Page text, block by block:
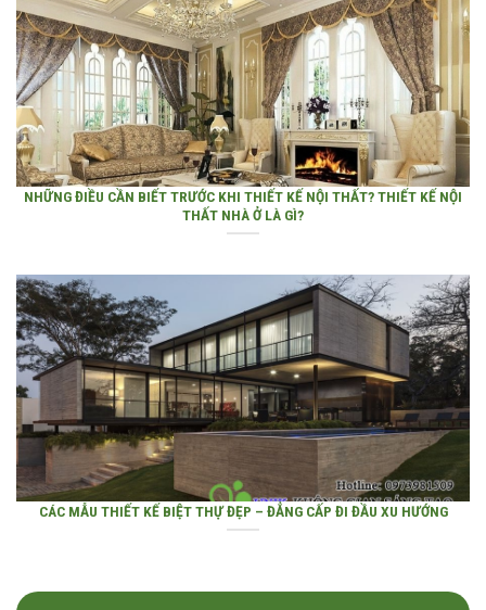
NHỮNG ĐIỀU CẦN BIẾT TRƯỚC KHI THIẾT KẾ NỘI THẤT? THIẾT KẾ NỘI
THẤT NHÀ Ở LÀ GÌ?
CÁC MẪU THIẾT KẾ BIỆT THỰ ĐẸP – ĐẲNG CẤP ĐI ĐẦU XU HƯỚNG